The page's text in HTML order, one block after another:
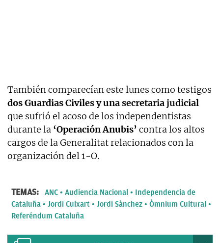
También comparecían este lunes como testigos
dos Guardias Civiles y una secretaria judicial
que sufrió el acoso de los independentistas
durante la ‘Operación Anubis’ contra los altos
cargos de la Generalitat relacionados con la
organización del 1-O.
TEMAS: ANC Audiencia Nacional
Independencia de
Cataluña
Jordi Cuixart Jordi Sànchez
Òmnium Cultural
Referéndum Cataluña